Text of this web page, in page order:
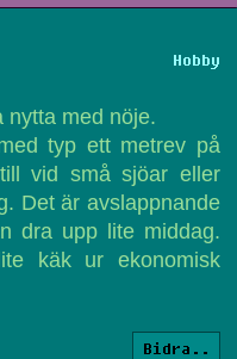
Hobby
nytta med nöje.
typ ett metrev på
vid små sjöar eller
Det är avslappnande
dra upp lite middag.
käk ur ekonomisk
Bidra..